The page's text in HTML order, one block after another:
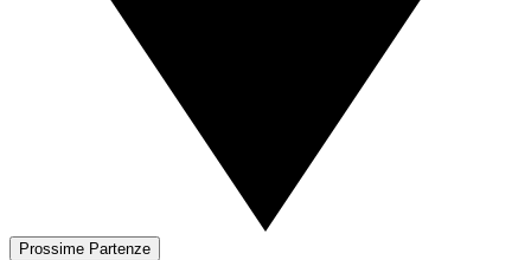
Prossime Partenze